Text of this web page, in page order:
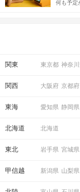
えながら
何も予定
の楽し
関東 東京都 神奈
関西 大阪府 京都府
東海 愛知県 静岡県
北海道 北海道
東北 岩手県 宮城県
甲信越 新潟県 山梨県